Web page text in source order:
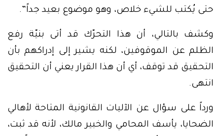
حتى يُكتب للشيء خلاص، وهو موضوع بعيد جداً”.
وكشف بالتالي، أن هذا التحرّك قد أتى بنيّة رفع
الظلم عن الموقوفين، لكنه يشير إلى إدراكهم بأن
التحقيق قد توقف، أي أن هذا القرار يعني أن التحقيق
انتهى.
ورداً على سؤال عن الآليات القانونية المتاحة لأهالي
الضحايا، يأسف المحامي والخبير مالك، لأنه قد ثبت،